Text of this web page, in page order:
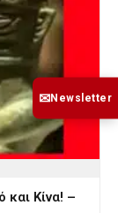
και Κίνα! –
✉Newsletter